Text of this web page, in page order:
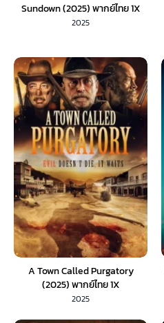
Sundown (2025) พากย์ไทย 1X
2025
A Town Called Purgatory
(2025) พากย์ไทย 1X
2025